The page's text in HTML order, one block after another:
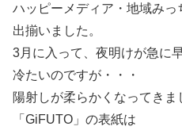
ハッピーメディア・地域み
出揃いました。
3月に入って、夜明けが急に
冷たいのですが・・・
陽射しが柔らかくなってき
「GiFUTO」の表紙は